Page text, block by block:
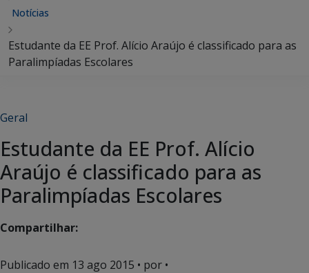
Notícias
Estudante da EE Prof. Alício Araújo é classificado para as
Paralimpíadas Escolares
Geral
Estudante da EE Prof. Alício
Araújo é classificado para as
Paralimpíadas Escolares
Compartilhar:
Publicado em 13 ago 2015 • por •